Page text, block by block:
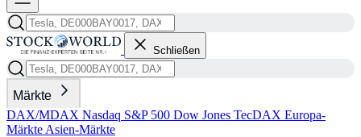
Schließen
Märkte
DAX/MDAX Nasdaq S&P 500 Dow Jones TecDAX Europa-
Märkte Asien-Märkte